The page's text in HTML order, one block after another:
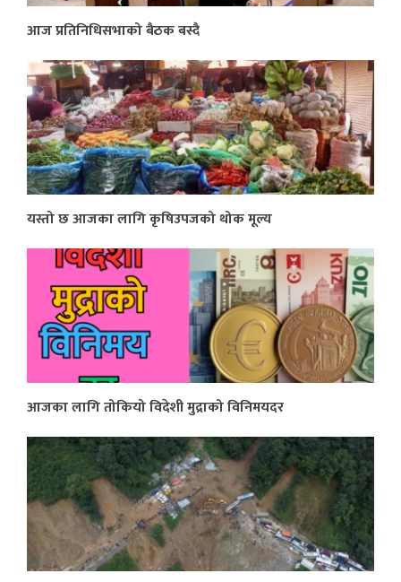
आज प्रतिनिधिसभाको बैठक बस्दै
यस्तो छ आजका लागि कृषिउपजको थोक मूल्य
आजका लागि तोकियो विदेशी मुद्राको विनिमयदर